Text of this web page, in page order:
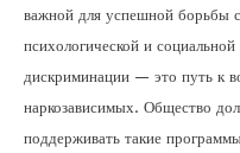
важной для успешной борьбы
психологической и
дискриминации — это путь к
наркозависимых. Общество
поддерживать такие